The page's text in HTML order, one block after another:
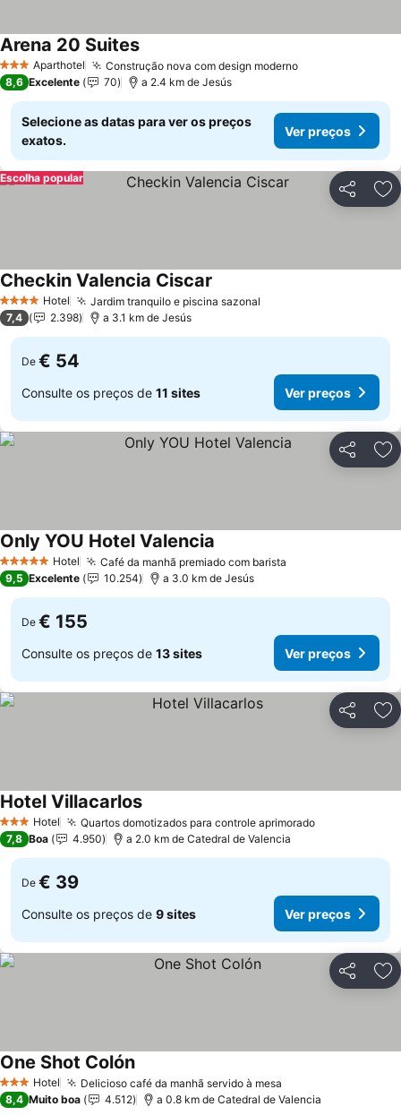
3 EstrelasAparthotel Construção nova com design moderno
Arena 20 Suites
8,6 Excelente 70 a 2.4 km de Jesús
Selecione as datas para ver os preços
exatos.
Ver preços
Partilhar
Escolha popular
4 EstrelasHotel Jardim tranquilo e piscina sazonal
Checkin Valencia Ciscar
7,4 2.398 a 3.1 km de Jesús
De € 54
Consulte os preços de 11 sites Ver preços
Partilhar
5 Estrelas Hotel Café da manhã premiado com barista
Only YOU Hotel Valencia
9,5 Excelente 10.254 a 3.0 km de Jesús
De € 155
Consulte os preços de 13 sites Ver preços
Partilhar
3 EstrelasHotel Quartos domotizados para controle aprimorado
Hotel Villacarlos
7,8 Boa 4.950 a 2.0 km de Catedral de Valencia
De € 39
Consulte os preços de 9 sites Ver preços
Partilhar
3 EstrelasHotel Delicioso café da manhã servido à mesa
One Shot Colón
8,4 Muito boa 4.512 a 0.8 km de Catedral de Valencia